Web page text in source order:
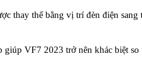
thay thế bằng vị trí đèn điện sang
giúp VF7 2023 trở nên khác biệt